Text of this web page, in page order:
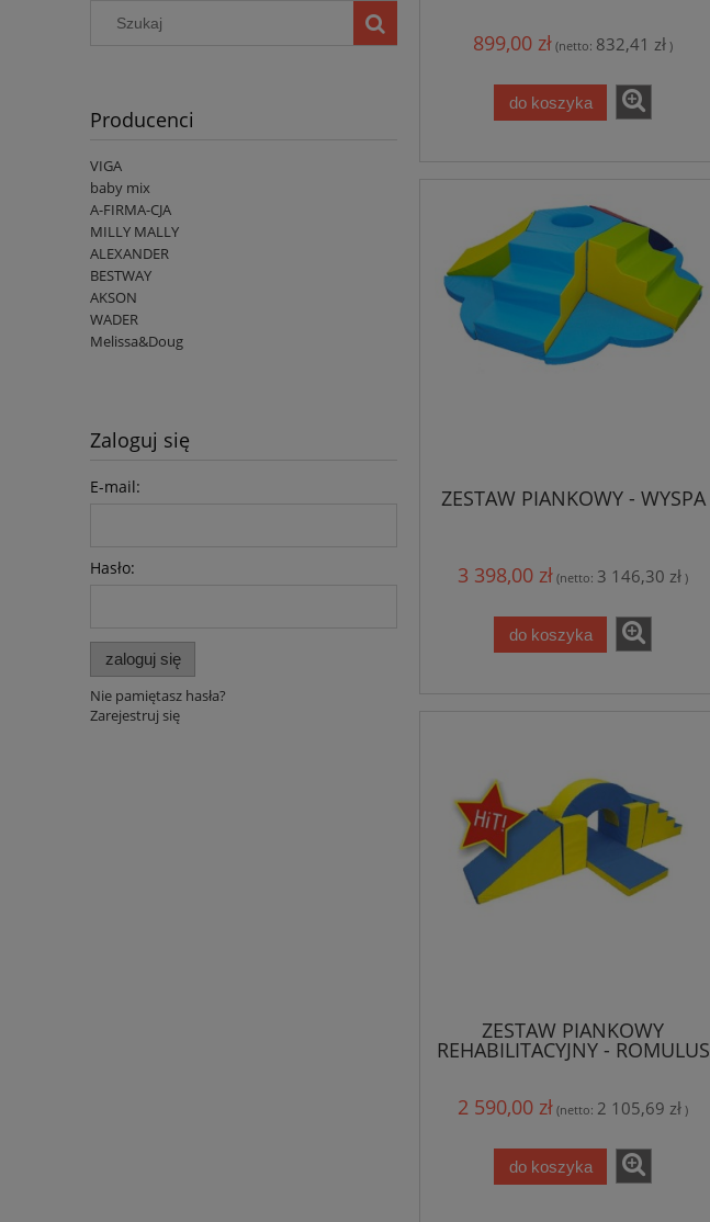
Producenci
VIGA
baby mix
A-FIRMA-CJA
MILLY MALLY
ALEXANDER
BESTWAY
AKSON
WADER
Melissa&Doug
Zaloguj się
E-mail:
Hasło:
zaloguj się
Nie pamiętasz hasła?
Zarejestruj się
899,00 zł (netto: 832,41 zł )
do koszyka
ZESTAW PIANKOWY - WYSPA
3 398,00 zł (netto: 3 146,30 zł )
do koszyka
ZESTAW PIANKOWY
REHABILITACYJNY - ROMULUS
BALANS
2 590,00 zł (netto: 2 105,69 zł )
do koszyka